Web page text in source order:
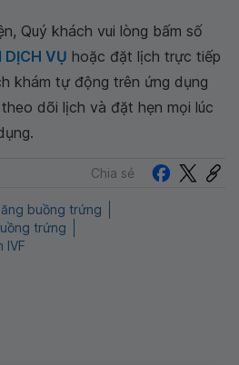
Quý khách vui lòng bấm số
DỊCH VỤ hoặc đặt lịch trực tiếp
khám tự động trên ứng dụng
dõi lịch và đặt hẹn mọi lúc
Chia sẻ
buồng trứng
trứng
IVF